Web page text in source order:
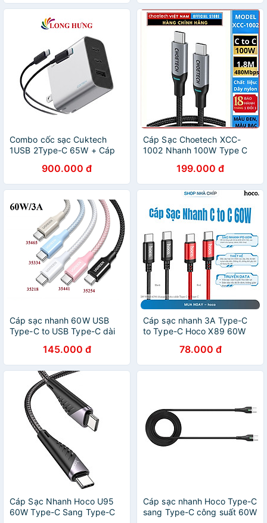
Combo cốc sạc Cuktech
1USB 2Type-C 65W + Cáp
AD653C - Hàng chính hãng
900.000 đ
Cáp Sạc Choetech XCC-
1002 Nhanh 100W Type C
chính hãng)199.000 đ
Cáp sạc nhanh 60W USB
Type-C to USB Type-C dài
145.000 đ
Cáp sạc nhanh 3A Type-C
to Type-C Hoco X89 60W
78.000 đ
Cáp Sạc Nhanh Hoco U95
60W Type-C Sang Type-C
Cáp sạc nhanh Hoco Type-C
sang Type-C công suất 60W